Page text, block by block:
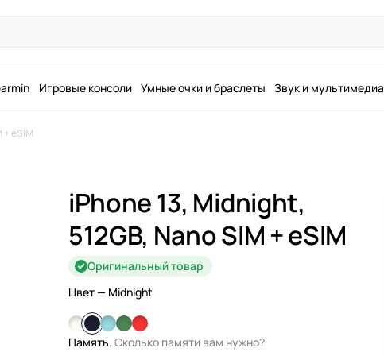
Игровые консоли Умные очки и браслеты Звук и мультимедиа
+ eSIM
iPhone 13, Midnight,
512GB, Nano SIM + eSIM
Оригинальный товар
Цвет— Midnight
Память. Сколько памяти вам нужно?